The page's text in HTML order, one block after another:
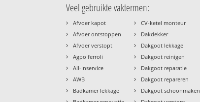
Veel gebruikte vaktermen:
› Afvoer kapot
› Afvoer ontstoppen
› Afvoer verstopt
› Agpo ferroli
› All-Inservice
› AWB
› Badkamer lekkage
› CV-ketel monteur
› Dakdekker
› Dakgoot lekkage
› Dakgoot reinigen
› Dakgoot reparatie
› Dakgoot repareren
› Dakgoot schoonmaken